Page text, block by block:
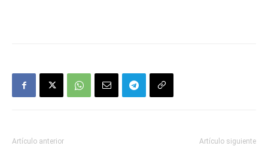
Artículo anterior Artículo siguiente